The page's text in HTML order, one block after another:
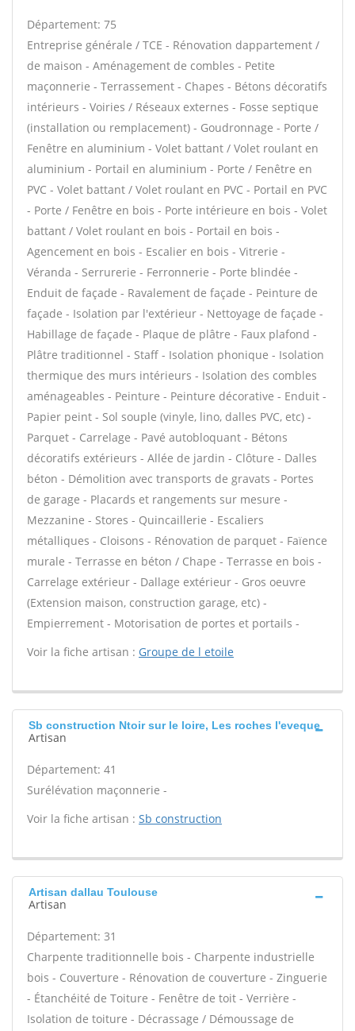
Département: 75
Entreprise générale / TCE - Rénovation dappartement /
de maison - Aménagement de combles - Petite
maçonnerie - Terrassement - Chapes - Bétons décoratifs
intérieurs - Voiries / Réseaux externes - Fosse septique
(installation ou remplacement) - Goudronnage - Porte /
Fenêtre en aluminium - Volet battant / Volet roulant en
aluminium - Portail en aluminium - Porte / Fenêtre en
PVC - Volet battant / Volet roulant en PVC - Portail en PVC
- Porte / Fenêtre en bois - Porte intérieure en bois - Volet
battant / Volet roulant en bois - Portail en bois -
Agencement en bois - Escalier en bois - Vitrerie -
Véranda - Serrurerie - Ferronnerie - Porte blindée -
Enduit de façade - Ravalement de façade - Peinture de
façade - Isolation par l'extérieur - Nettoyage de façade -
Habillage de façade - Plaque de plâtre - Faux plafond -
Plâtre traditionnel - Staff - Isolation phonique - Isolation
thermique des murs intérieurs - Isolation des combles
aménageables - Peinture - Peinture décorative - Enduit -
Papier peint - Sol souple (vinyle, lino, dalles PVC, etc) -
Parquet - Carrelage - Pavé autobloquant - Bétons
décoratifs extérieurs - Allée de jardin - Clôture - Dalles
béton - Démolition avec transports de gravats - Portes
de garage - Placards et rangements sur mesure -
Mezzanine - Stores - Quincaillerie - Escaliers
métalliques - Cloisons - Rénovation de parquet - Faïence
murale - Terrasse en béton / Chape - Terrasse en bois -
Carrelage extérieur - Dallage extérieur - Gros oeuvre
(Extension maison, construction garage, etc) -
Empierrement - Motorisation de portes et portails -
Voir la fiche artisan : Groupe de l etoile
Sb construction Ntoir sur le loire, Les roches l'eveque
Artisan
Département: 41
Surélévation maçonnerie -
Voir la fiche artisan : Sb construction
Artisan dallau Toulouse
Artisan
Département: 31
Charpente traditionnelle bois - Charpente industrielle
bois - Couverture - Rénovation de couverture - Zinguerie
- Étanchéité de Toiture - Fenêtre de toit - Verrière -
Isolation de toiture - Décrassage / Démoussage de